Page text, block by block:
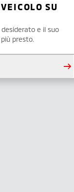
SU
e il suo
presto.